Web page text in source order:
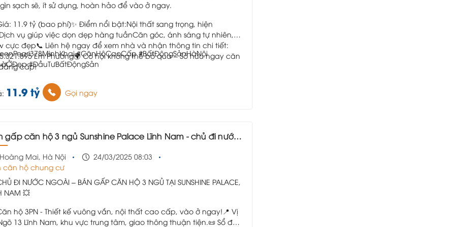
sạch sẽ, ít sử dụng, hoàn hảo để vào ở ngay.
11.9 tỷ (bao phí)✨ Điểm nổi bật:Nội thất sang trọng, hiện
Dịch vụ giúp việc dọn dẹp hàng tuầnCăn góc, ánh sáng tự nhiên,
cực đẹp📞 Liên hệ ngay để xem nhà và nhận thông tin chi tiết:
Em Phương🌍 Cơ hội không thể bỏ qua – Sở hữu ngay căn
cấp!
#CănHộCaoCấp #BấtĐộngSảnHàNội
#ĐầuTưBấtĐộngSản
11.9 tỷ Gọi ngay
gấp căn hộ 3 ngủ Sunshine Palace Lĩnh Nam - chủ đi nước ngoài hạ chào bán gấp !!!
Hoàng Mai, Hà Nội
24/03/2025 08:03
căn hộ chung cư
ĐI NƯỚC NGOÀI – BÁN GẤP CĂN HỘ 3 NGỦ TẠI SUNSHINE PALACE,
NAM 💥
hộ 3PN - Thiết kế vuông vắn, nội thất cao cấp, vào ở ngay! 📍 Vị
13 Lĩnh Nam, khu vực trung tâm, giao thông thuận tiện.📜 Sổ đỏ